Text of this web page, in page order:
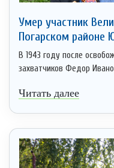
Умер участник
Погарском районе
В 1943 году после
захватчиков Федор
Читать далее